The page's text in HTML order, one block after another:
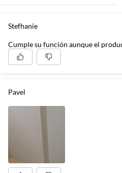
Stefhanie
Cumple su función aunque el
Pavel